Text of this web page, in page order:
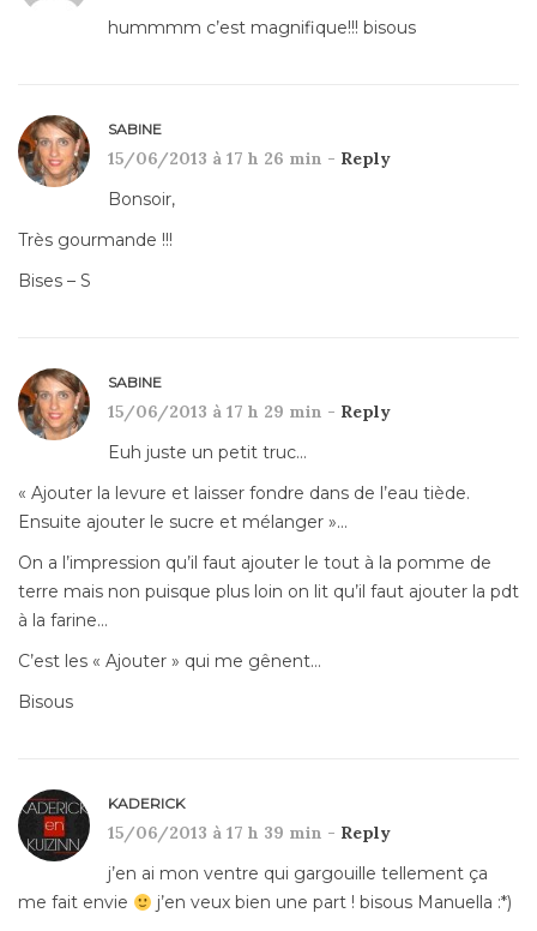
hummmm c’est magnifique!!! bisous
SABINE
15/06/2013 à 17 h 26 min - Reply
Bonsoir,
Très gourmande !!!
Bises – S
SABINE
15/06/2013 à 17 h 29 min - Reply
Euh juste un petit truc…
« Ajouter la levure et laisser fondre dans de l’eau tiède.
Ensuite ajouter le sucre et mélanger »…
On a l’impression qu’il faut ajouter le tout à la pomme de
terre mais non puisque plus loin on lit qu’il faut ajouter la pdt
à la farine…
C’est les « Ajouter » qui me gênent…
Bisous
KADERICK
15/06/2013 à 17 h 39 min - Reply
j’en ai mon ventre qui gargouille tellement ça
me fait envie
j’en veux bien une part ! bisous Manuella :*)